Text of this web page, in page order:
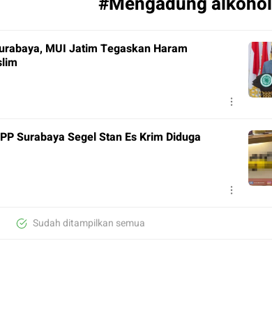
MUI Jatim Tegaskan Haram
Surabaya Segel Stan Es Krim Diduga
Sudah ditampilkan semua